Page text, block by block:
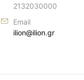
2132030000
Email
ilion@ilion.gr